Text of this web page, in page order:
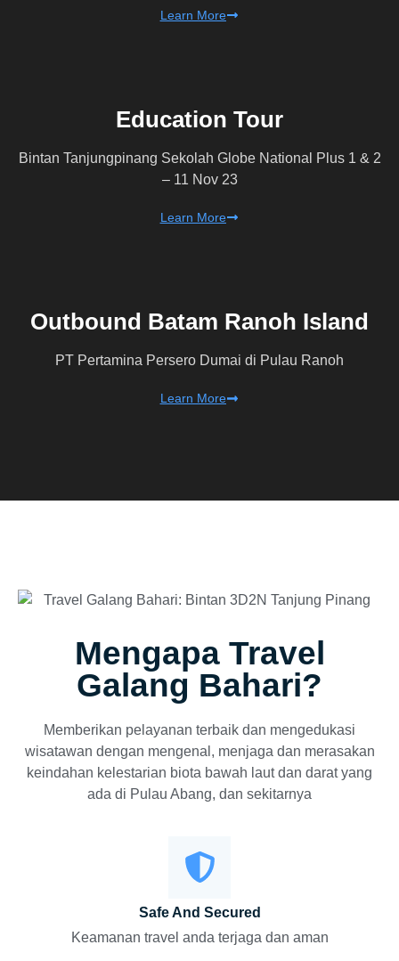
Learn More
Education Tour
Bintan Tanjungpinang Sekolah Globe National Plus 1 & 2
– 11 Nov 23
Learn More
Outbound Batam Ranoh Island
PT Pertamina Persero Dumai di Pulau Ranoh
Learn More
Mengapa Travel
Galang Bahari?
Memberikan pelayanan terbaik dan mengedukasi
wisatawan dengan mengenal, menjaga dan merasakan
keindahan kelestarian biota bawah laut dan darat yang
ada di Pulau Abang, dan sekitarnya
Safe And Secured
Keamanan travel anda terjaga dan aman